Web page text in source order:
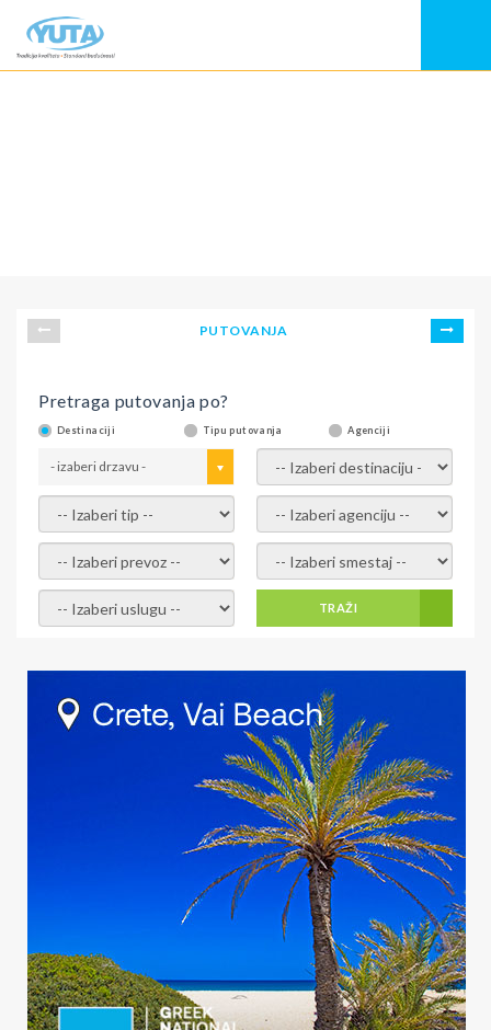
PUTOVANJA
Pretraga putovanja po?
Destinaciji Tipu putovanja Agenciji
- izaberi drzavu - - izaberi destinaciju -
- izaberi tip - - izaberi agenciju -
- izaberi prevoz - - Izaberite smestaj -
- Izaberite uslugu - TRAŽI